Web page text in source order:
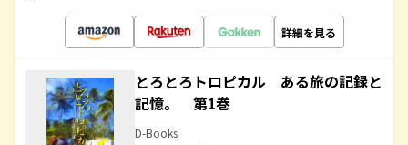
詳細を見る
とろとろトロピカル ある旅の記録と
記憶。 第1巻
D-Books